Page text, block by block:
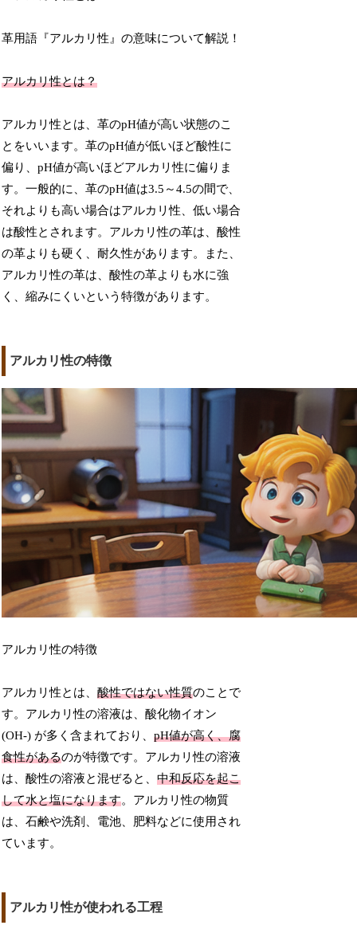
革用語『アルカリ性』の意味について解説！
アルカリ性とは？
アルカリ性とは、革のpH値が高い状態のこ
とをいいます。革のpH値が低いほど酸性に
偏り、pH値が高いほどアルカリ性に偏りま
す。一般的に、革のpH値は3.5～4.5の間で、
それよりも高い場合はアルカリ性、低い場合
は酸性とされます。アルカリ性の革は、酸性
の革よりも硬く、耐久性があります。また、
アルカリ性の革は、酸性の革よりも水に強
く、縮みにくいという特徴があります。
アルカリ性の特徴
アルカリ性の特徴
アルカリ性とは、酸性ではない性質のことで
す。アルカリ性の溶液は、酸化物イオン
(OH-) が多く含まれており、pH値が高く、腐
食性があるのが特徴です。アルカリ性の溶液
は、酸性の溶液と混ぜると、中和反応を起こ
して水と塩になります。アルカリ性の物質
は、石鹸や洗剤、電池、肥料などに使用され
ています。
アルカリ性が使われる工程